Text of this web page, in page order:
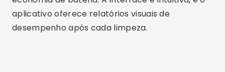
Clássico e confiável, o CCleanercontinua entre
os mais usados. Além da limpeza de cache e lixo
digital, ele mostra quais apps consomem mais